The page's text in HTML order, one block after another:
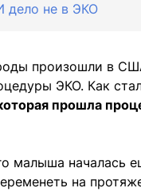
дело не в ЭКО
произошли в
ЭКО. Как
прошла
малыша началась
на